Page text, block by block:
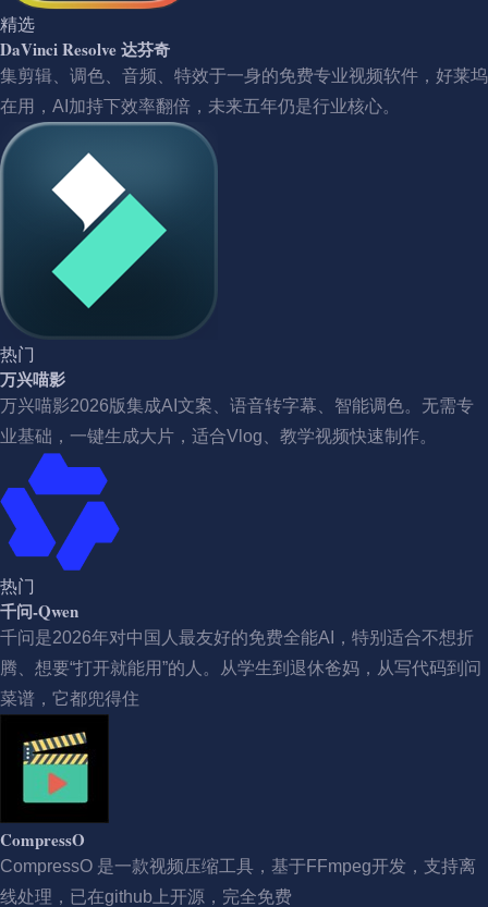
精选
DaVinci Resolve 达芬奇
集剪辑、调色、音频、特效于一身的免费专业视频软件，好莱坞
在用，AI加持下效率翻倍，未来五年仍是行业核心。
热门
万兴喵影
万兴喵影2026版集成AI文案、语音转字幕、智能调色。无需专
业基础，一键生成大片，适合Vlog、教学视频快速制作。
热门
千问-Qwen
千问是2026年对中国人最友好的免费全能AI，特别适合不想折
腾、想要“打开就能用”的人。从学生到退休爸妈，从写代码到问
菜谱，它都兜得住
CompressO
CompressO 是一款视频压缩工具，基于FFmpeg开发，支持离
线处理，已在github上开源，完全免费